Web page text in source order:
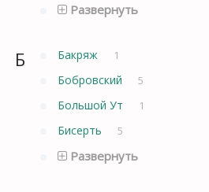
Развернуть
Б Бакряж 1
Бобровский 5
Большой Ут 1
Бисерть 5
Развернуть